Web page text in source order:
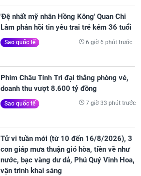
'Đệ nhất mỹ nhân Hồng Kông' Quan Chi
Lâm phản hồi tin yêu trai trẻ kém 36 tuổi
Sao quốc tế 6 giờ 6 phút trước
Phim Châu Tinh Trì đại thắng phòng vé,
doanh thu vượt 8.600 tỷ đồng
Sao quốc tế 7 giờ 33 phút trước
Tử vi tuần mới (từ 10 đến 16/8/2026), 3
con giáp mưa thuận gió hòa, tiền về như
nước, bạc vàng dư dả, Phú Quý Vinh Hoa,
vận trình khai sáng